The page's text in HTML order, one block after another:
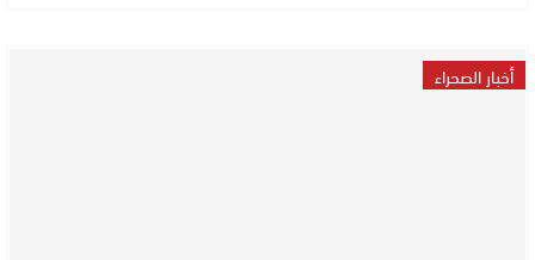
أخبار الصحراء